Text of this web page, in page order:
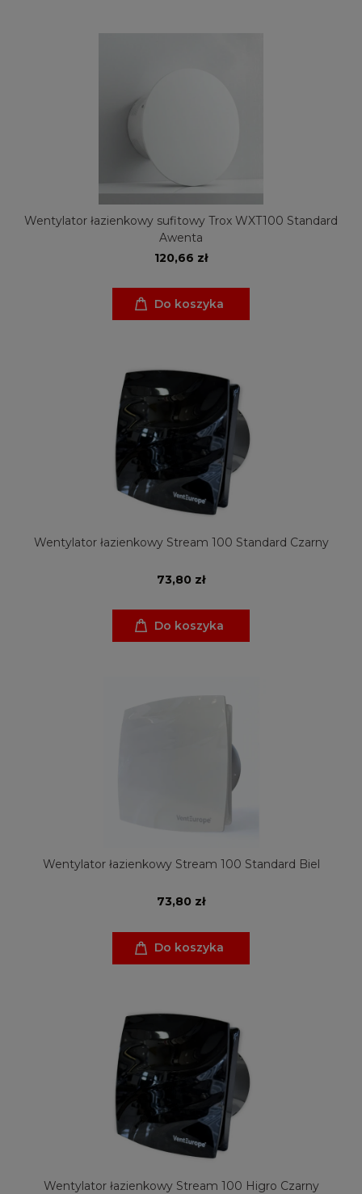
Wentylator łazienkowy sufitowy Trox WXT100 Standard
Awenta
120,66 zł
Do koszyka
Wentylator łazienkowy Stream 100 Standard Czarny
73,80 zł
Do koszyka
Wentylator łazienkowy Stream 100 Standard Biel
73,80 zł
Do koszyka
Wentylator łazienkowy Stream 100 Higro Czarny